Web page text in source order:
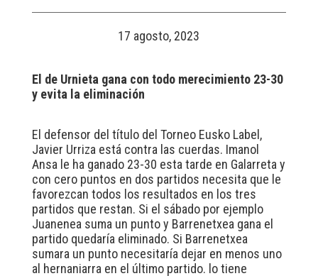
17 agosto, 2023
El de Urnieta gana con todo merecimiento 23-30
y evita la eliminación
El defensor del título del Torneo Eusko Label,
Javier Urriza está contra las cuerdas. Imanol
Ansa le ha ganado 23-30 esta tarde en Galarreta y
con cero puntos en dos partidos necesita que le
favorezcan todos los resultados en los tres
partidos que restan. Si el sábado por ejemplo
Juanenea suma un punto y Barrenetxea gana el
partido quedaría eliminado. Si Barrenetxea
sumara un punto necesitaría dejar en menos uno
al hernaniarra en el último partido. lo tiene